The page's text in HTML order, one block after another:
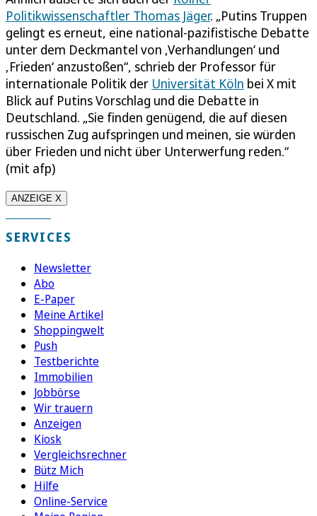
Politikwissenschaftler Thomas Jäger. „Putins Truppen
gelingt es erneut, eine national-pazifistische Debatte
unter dem Deckmantel von ‚Verhandlungen‘ und
‚Frieden‘ anzustoßen“, schrieb der Professor für
internationale Politik der Universität Köln bei X mit
Blick auf Putins Vorschlag und die Debatte in
Deutschland. „Sie finden genügend, die auf diesen
russischen Zug aufspringen und meinen, sie würden
über Frieden und nicht über Unterwerfung reden.“
(mit afp)
ANZEIGE X
SERVICES
Newsletter
Abo
E-Paper
Meine Artikel
Shoppingwelt
Push
Testberichte
Immobilien
Jobbörse
Wir trauern
Anzeigen
Kiosk
Vergleichsrechner
Bütz Mich
Hilfe
Online-Service